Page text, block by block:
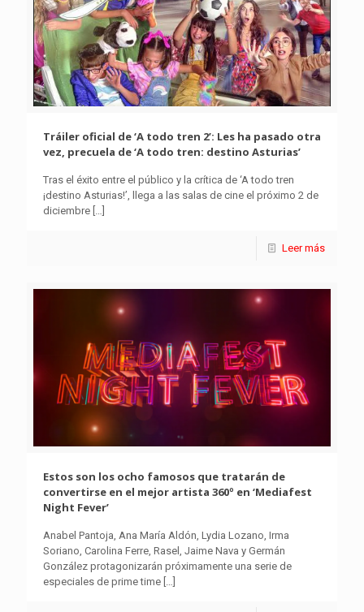
Tráiler oficial de ‘A todo tren 2’: Les ha pasado otra
vez, precuela de ‘A todo tren: destino Asturias’
Tras el éxito entre el público y la crítica de ‘A todo tren
¡destino Asturias!’, llega a las salas de cine el próximo 2 de
diciembre […]
Leer más
Estos son los ocho famosos que tratarán de
convertirse en el mejor artista 360º en ‘Mediafest
Night Fever’
Anabel Pantoja, Ana María Aldón, Lydia Lozano, Irma
Soriano, Carolina Ferre, Rasel, Jaime Nava y Germán
González protagonizarán próximamente una serie de
especiales de prime time […]